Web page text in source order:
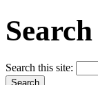
Search
Search this site: